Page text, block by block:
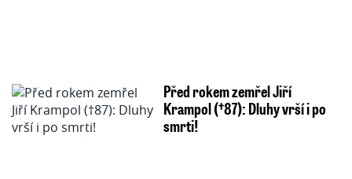
Před rokem zemřel Jiří
Krampol (†87): Dluhy vrší i po
smrti!